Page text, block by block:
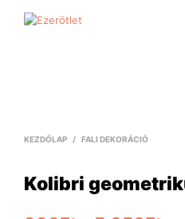
KEZDŐLAP / FALI DEKORÁCIÓ
Kolibri